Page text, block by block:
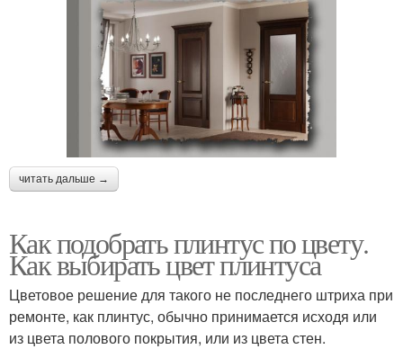
читать дальше →
Как подобрать плинтус по цвету.
Как выбирать цвет плинтуса
Цветовое решение для такого не последнего штриха при
ремонте, как плинтус, обычно принимается исходя или
из цвета полового покрытия, или из цвета стен.